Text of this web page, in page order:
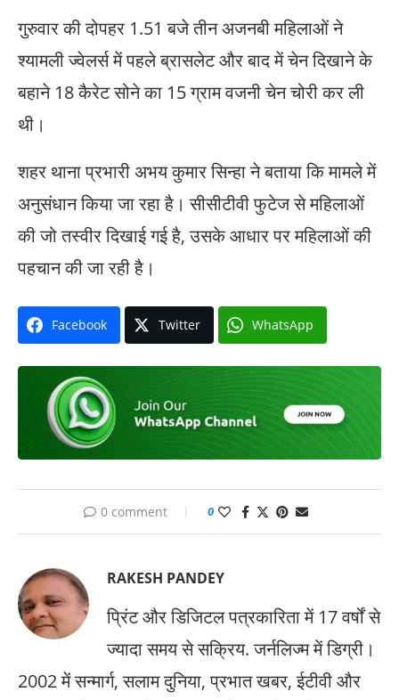
गुरुवार की दोपहर 1.51 बजे तीन अजनबी महिलाओं ने
श्यामली ज्वेलर्स में पहले ब्रासलेट और बाद में चेन दिखाने के
बहाने 18 कैरेट सोने का 15 ग्राम वजनी चेन चोरी कर ली
थी।
शहर थाना प्रभारी अभय कुमार सिन्हा ने बताया कि मामले में
अनुसंधान किया जा रहा है। सीसीटीवी फुटेज से महिलाओं
की जो तस्वीर दिखाई गई है, उसके आधार पर महिलाओं की
पहचान की जा रही है।
Facebook Twitter WhatsApp
0 comment 0
RAKESH PANDEY
प्रिंट और डिजिटल पत्रकारिता में 17 वर्षों से
ज्यादा समय से सक्रिय. जर्नलिज्म में डिग्री।
2002 में सन्मार्ग, सलाम दुनिया, प्रभात खबर, ईटीवी और